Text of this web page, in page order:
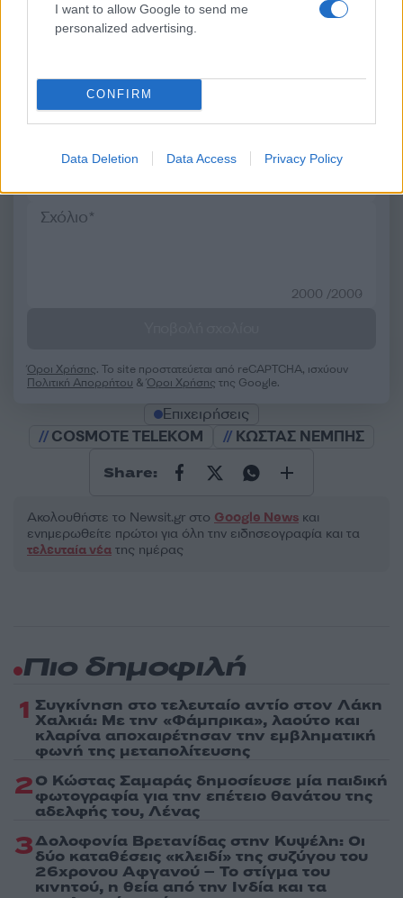
I want to allow Google to send me
personalized advertising.
CONFIRM
Data Deletion Data Access Privacy Policy
Σχόλια
Σχολίασε εδώ
50 /50
2000 /2000
Όροι Χρήσης. Το site προστατεύεται από reCAPTCHA, ισχύουν
Πολιτική Απορρήτου &Όροι Χρήσης της Google.
Επιχειρήσεις
COSMOTE TELEKOM
ΚΩΣΤΑΣ ΝΕΜΠΗΣ
Share:
Ακολουθήστε το Νewsit.gr στο Google News και
ενημερωθείτε πρώτοι για όλη την ειδησεογραφία και τα
τελευταία νέα της ημέρας
Πιο δημοφιλή
1 Συγκίνηση στο τελευταίο αντίο στον Λάκη
Χαλκιά: Με την «Φάμπρικα», λαούτο και
κλαρίνα αποχαιρέτησαν την εμβληματική
φωνή της μεταπολίτευσης
2Ο Κώστας Σαμαράς δημοσίευσε μία παιδική
φωτογραφία για την επέτειο θανάτου της
αδελφής του, Λένας
3Δολοφονία Βρετανίδας στην Κυψέλη: Οι
δύο καταθέσεις «κλειδί» της συζύγου του
26χρονου Αφγανού – Το στίγμα του
κινητού, η θεία από την Ινδία και τα